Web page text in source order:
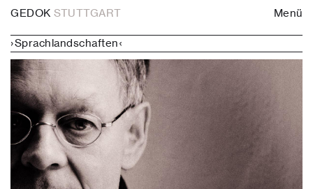
GEDOKSTUTTGART Menü
›Sprachlandschaften‹